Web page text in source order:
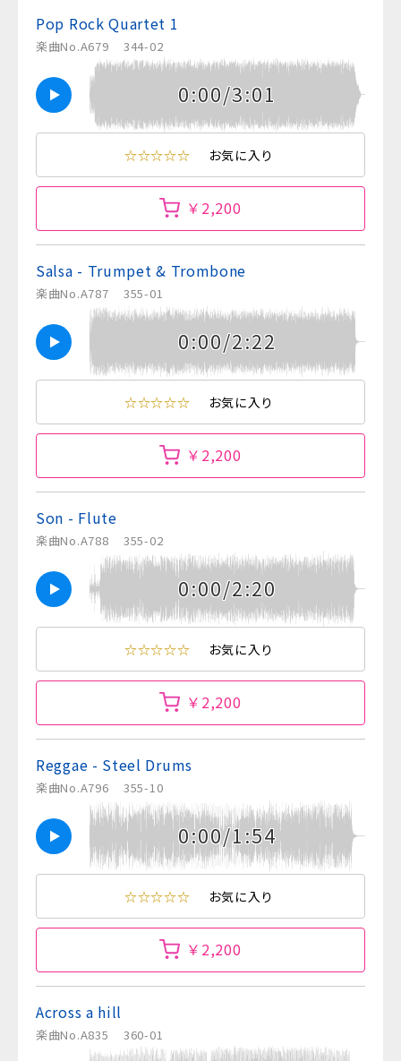
Pop Rock Quartet 1
楽曲No.A679 344-02
0:00/3:01
☆☆☆☆☆ お気に入り
￥2,200
Salsa - Trumpet & Trombone
楽曲No.A787 355-01
0:00/2:22
☆☆☆☆☆ お気に入り
￥2,200
Son - Flute
楽曲No.A788 355-02
0:00/2:20
☆☆☆☆☆ お気に入り
￥2,200
Reggae - Steel Drums
楽曲No.A796 355-10
0:00/1:54
☆☆☆☆☆ お気に入り
￥2,200
Across a hill
楽曲No.A835 360-01